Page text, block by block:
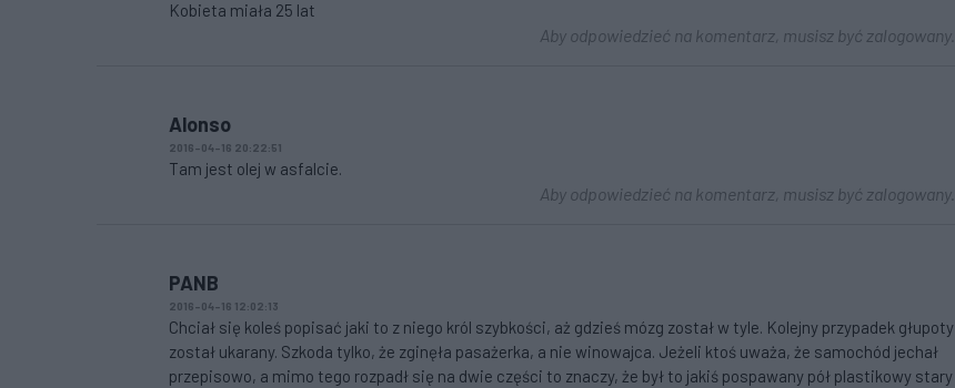
Kobieta miała 25 lat
Aby odpowiedzieć na komentarz, musisz być zalogowany.
Alonso
2016-04-16 20:22:51
Tam jest olej w asfalcie.
Aby odpowiedzieć na komentarz, musisz być zalogowany.
PANB
2016-04-16 12:02:13
Chciał się koleś popisać jaki to z niego król szybkości, aż gdzieś mózg został w tyle. Kolejny przypadek głupoty
został ukarany. Szkoda tylko, że zginęła pasażerka, a nie winowajca. Jeżeli ktoś uważa, że samochód jechał
przepisowo, a mimo tego rozpadł się na dwie części to znaczy, że był to jakiś pospawany pół plastikowy stary